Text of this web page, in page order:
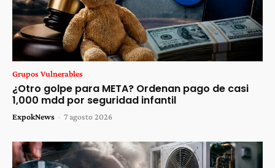
Grupos Vulnerables
¿Otro golpe para META? Ordenan pago de casi
1,000 mdd por seguridad infantil
ExpokNews - 7 agosto 2026